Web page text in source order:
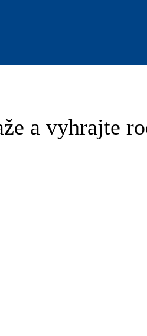
a vyhrajte